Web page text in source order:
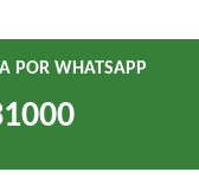
POR WHATSAPP